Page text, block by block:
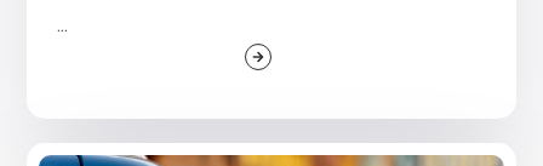
...